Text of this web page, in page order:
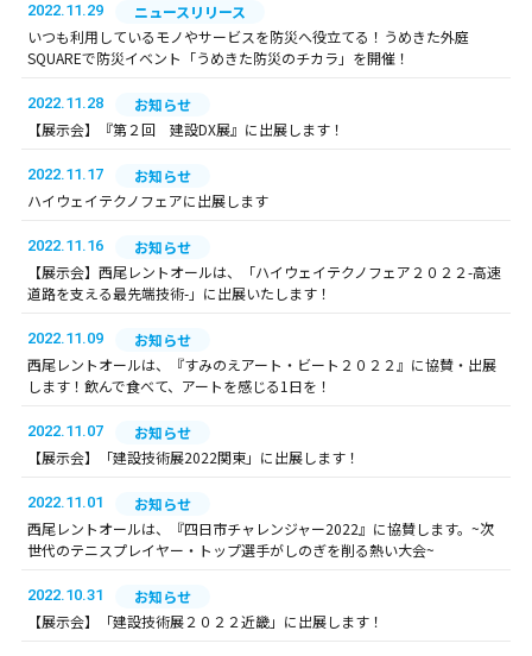
2022.11.29
ニュースリリース
いつも利用しているモノやサービスを防災へ役立てる！うめきた外庭
SQUAREで防災イベント「うめきた防災のチカラ」を開催！
2022.11.28
お知らせ
【展示会】『第２回 建設DX展』に出展します！
2022.11.17
お知らせ
ハイウェイテクノフェアに出展します
2022.11.16
お知らせ
【展示会】西尾レントオールは、「ハイウェイテクノフェア２０２２-高速
道路を支える最先端技術-」に出展いたします！
2022.11.09
お知らせ
西尾レントオールは、『すみのえアート・ビート２０２２』に協賛・出展
します！飲んで食べて、アートを感じる1日を！
2022.11.07
お知らせ
【展示会】「建設技術展2022関東」に出展します！
2022.11.01
お知らせ
西尾レントオールは、『四日市チャレンジャー2022』に協賛します。~次
世代のテニスプレイヤー・トップ選手がしのぎを削る熱い大会~
2022.10.31
お知らせ
【展示会】「建設技術展２０２２近畿」に出展します！